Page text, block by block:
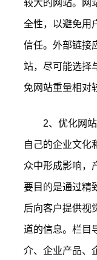
较大的网站。网
全性，以避免用
信任。外部链接
站，尽可能选择
免网站重量相对
2、优化网站
自己的企业文化
众中形成影响，
要目的是通过精
后向客户提供视
道的信息。栏目
介、企业产品、